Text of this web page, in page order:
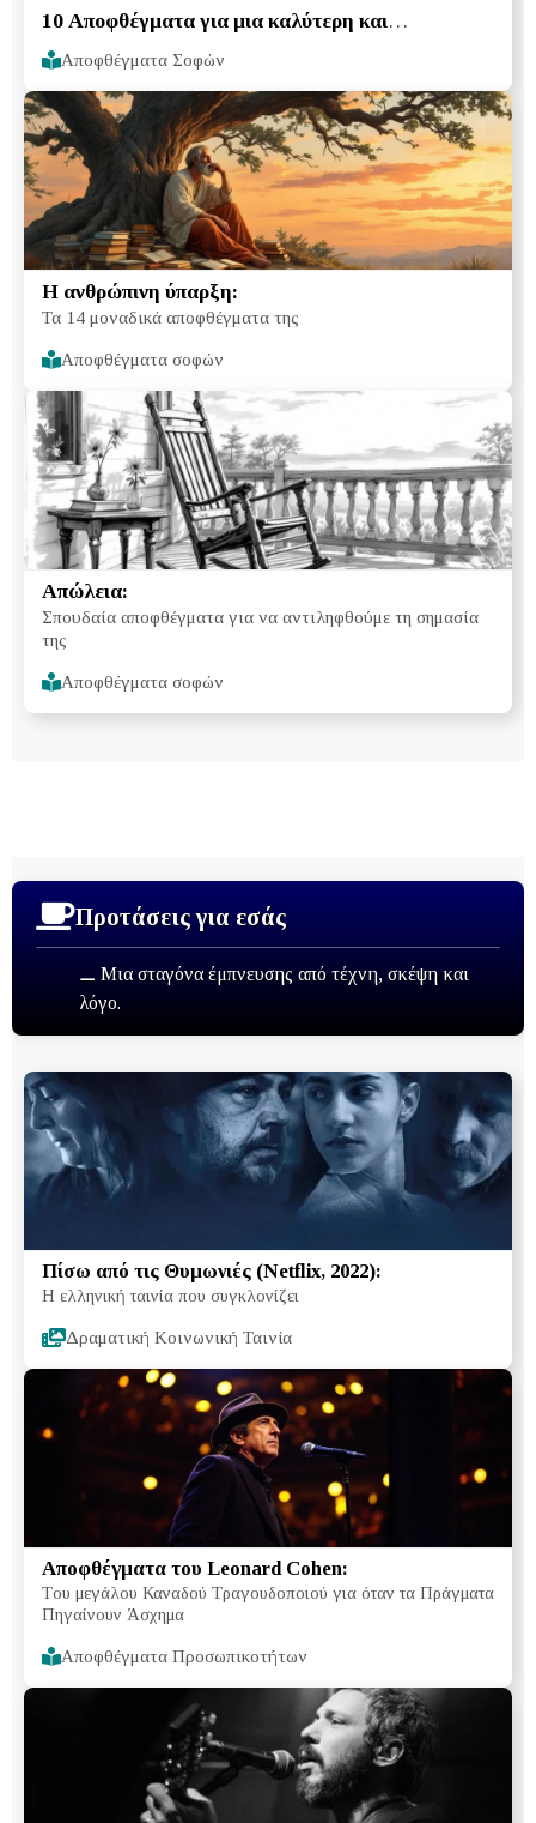
10 Αποφθέγματα για μια καλύτερη και
ευτυχέστερη ζωή
Αποφθέγματα Σοφών
Η ανθρώπινη ύπαρξη:
Τα 14 μοναδικά αποφθέγματα της
Αποφθέγματα σοφών
Απώλεια:
Σπουδαία αποφθέγματα για να αντιληφθούμε τη σημασία
της
Αποφθέγματα σοφών
Προτάσεις για εσάς
⚊ Μια σταγόνα έμπνευσης από τέχνη, σκέψη και
λόγο.
Πίσω από τις Θυμωνιές (Netflix, 2022):
Η ελληνική ταινία που συγκλονίζει
Δραματική Κοινωνική Ταινία
Αποφθέγματα του Leonard Cohen:
Tου μεγάλου Καναδού Τραγουδοποιού για όταν τα Πράγματα
Πηγαίνουν Άσχημα
Αποφθέγματα Προσωπικοτήτων